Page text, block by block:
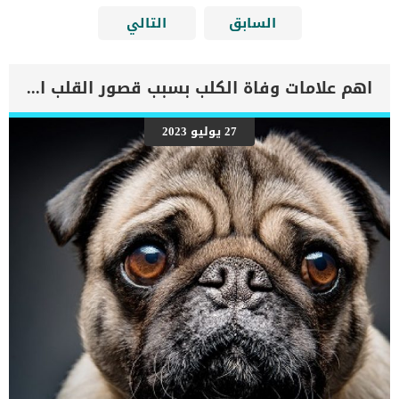
السابق التالي
اهم علامات وفاة الكلب بسبب قصور القلب الاحتقانى
27 يوليو 2023